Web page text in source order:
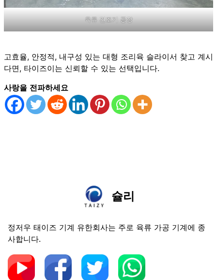
육류 건조기 공장
고효율, 안정적, 내구성 있는 대형 조리육 슬라이서 찾고 계시
다면, 타이즈이는 신뢰할 수 있는 선택입니다.
사랑을 전파하세요
슐리
정저우 태이즈 기계 유한회사는 주로 육류 가공 기계에 종
사합니다.